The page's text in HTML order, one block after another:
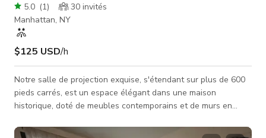
5.0 (1) 30 invités
Manhattan, NY
$125 USD/h
Notre salle de projection exquise, s'étendant sur plus de 600
pieds carrés, est un espace élégant dans une maison
historique, doté de meubles contemporains et de murs en
accueillante. C'est le lieu parfait pour une large gamme